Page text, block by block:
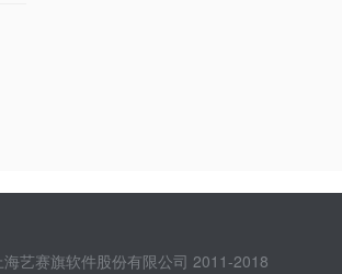
艺赛旗软件股份有限公司 2011-2018